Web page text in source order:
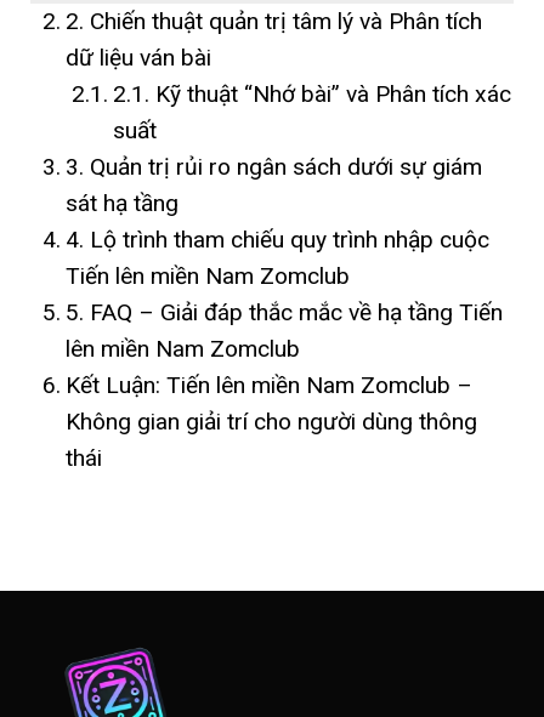
2. Chiến thuật quản trị tâm lý và Phân tích
dữ liệu ván bài
2.1. Kỹ thuật “Nhớ bài” và Phân tích xác
suất
3. Quản trị rủi ro ngân sách dưới sự giám
sát hạ tầng
4. Lộ trình tham chiếu quy trình nhập cuộc
Tiến lên miền Nam Zomclub
5. FAQ – Giải đáp thắc mắc về hạ tầng Tiến
lên miền Nam Zomclub
Kết Luận: Tiến lên miền Nam Zomclub –
Không gian giải trí cho người dùng thông
thái